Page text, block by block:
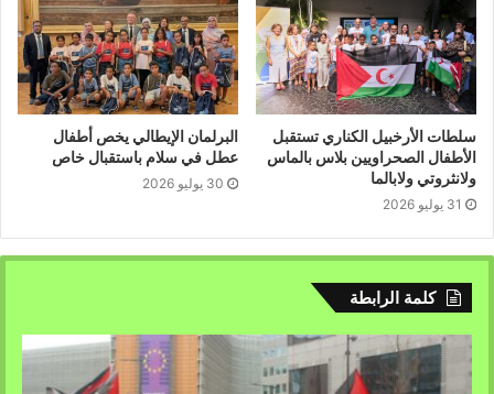
سلطات الأرخبيل الكناري تستقبل
الأطفال الصحراويين بلاس بالماس
ولانثروتي ولابالما
31 يوليو 2026
البرلمان الإيطالي يخص أطفال
عطل في سلام باستقبال خاص
30 يوليو 2026
كلمة الرابطة